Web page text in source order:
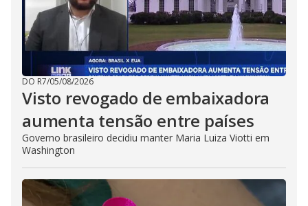
DO R7/05/08/2026
Visto revogado de embaixadora
aumenta tensão entre países
Governo brasileiro decidiu manter Maria Luiza Viotti em
Washington